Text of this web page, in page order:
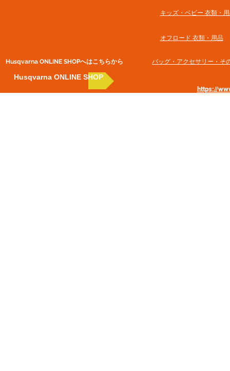
Husqvarna ONLINE SHOP​へはこちらから
Husqvarna ONLINE SHOP
キッズ・ベビー 衣類・
オフロード 衣類・用品
バッグ・アクセサリー・そ
https://